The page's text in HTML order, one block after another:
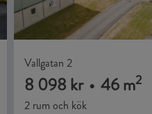
Vallgatan 2
8 098 kr • 46 m2
2 rum och kök